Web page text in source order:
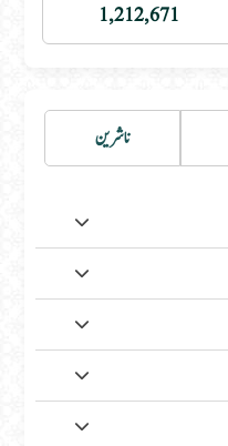
1,212,671
ناشرین